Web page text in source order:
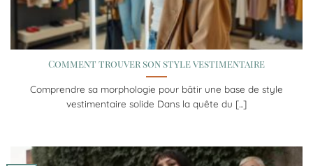
Comment trouver son style vestimentaire
Comprendre sa morphologie pour bâtir une base de style
vestimentaire solide Dans la quête du [...]